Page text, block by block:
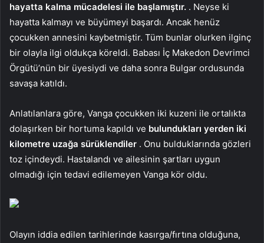
hayatta kalma mücadelesi ile başlamıştır. . Neyse ki
hayatta kalmayı ve büyümeyi başardı. Ancak henüz
çocukken annesini kaybetmiştir. Tüm bunlar olurken ilginç
bir olayla ilgi oldukça köreldi. Babası İç Makedon Devrimci
Örgütü’nün bir üyesiydi ve daha sonra Bulgar ordusunda
savaşa katıldı.
Anlatılanlara göre, Vanga çocukken iki kuzeni ile ortalıkta
dolaşırken bir hortuma kapıldı ve bulundukları yerden iki
kilometre uzağa sürüklendiler . Onu bulduklarında gözleri
toz içindeydi. Hastalandı ve ailesinin şartları uygun
olmadığı için tedavi edilemeyen Vanga kör oldu.
Olayın iddia edilen tarihlerinde kasırga/fırtına olduğuna,